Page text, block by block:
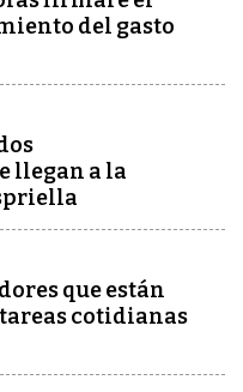
del gasto
llegan a la
que están
cotidianas